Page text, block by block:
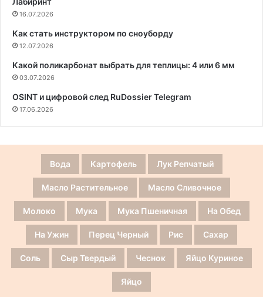
16.07.2026
Как стать инструктором по сноуборду
12.07.2026
Какой поликарбонат выбрать для теплицы: 4 или 6 мм
03.07.2026
OSINT и цифровой след RuDossier Telegram
17.06.2026
Вода Картофель Лук Репчатый
Масло Растительное Масло Сливочное
Молоко Мука Мука Пшеничная На Обед
На Ужин Перец Черный Рис Сахар
Соль Сыр Твердый Чеснок Яйцо Куриное
Яйцо